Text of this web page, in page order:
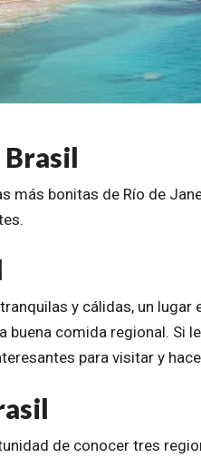
Brasil
más bonitas de Río de
y cálidas, un
buena comida regional. Si
para visitar y
de conocer tres